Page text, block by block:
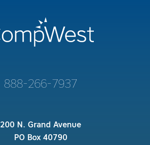
888-266-7937
200 N. Grand Avenue
PO Box 40790